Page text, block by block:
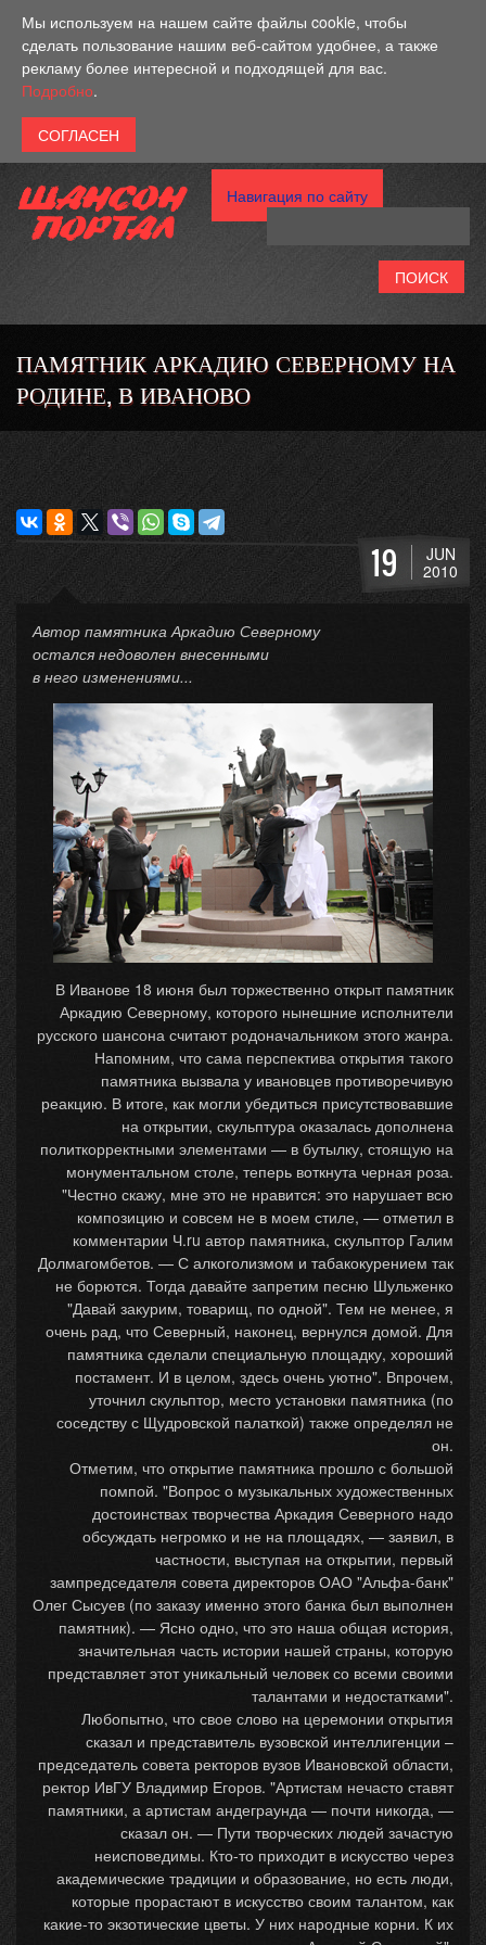
Мы используем на нашем сайте файлы cookie, чтобы
сделать пользование нашим веб-сайтом удобнее, а также
рекламу более интересной и подходящей для вас.
Подробно.
Навигация по сайту
ПАМЯТНИК АРКАДИЮ СЕВЕРНОМУ НА
РОДИНЕ, В ИВАНОВО
19
JUN
2010
Автор памятника Аркадию Северному
остался недоволен внесенными
в него изменениями...
В Иванове 18 июня был торжественно открыт памятник
Аркадию Северному, которого нынешние исполнители
русского шансона считают родоначальником этого жанра.
Напомним, что сама перспектива открытия такого
памятника вызвала у ивановцев противоречивую
реакцию. В итоге, как могли убедиться присутствовавшие
на открытии, скульптура оказалась дополнена
политкорректными элементами — в бутылку, стоящую на
монументальном столе, теперь воткнута черная роза.
"Честно скажу, мне это не нравится: это нарушает всю
композицию и совсем не в моем стиле, — отметил в
комментарии Ч.ru автор памятника, скульптор Галим
Долмагомбетов. — С алкоголизмом и табакокурением так
не борются. Тогда давайте запретим песню Шульженко
"Давай закурим, товарищ, по одной". Тем не менее, я
очень рад, что Северный, наконец, вернулся домой. Для
памятника сделали специальную площадку, хороший
постамент. И в целом, здесь очень уютно". Впрочем,
уточнил скульптор, место установки памятника (по
соседству с Щудровской палаткой) также определял не
он.
Отметим, что открытие памятника прошло с большой
помпой. "Вопрос о музыкальных художественных
достоинствах творчества Аркадия Северного надо
обсуждать негромко и не на площадях, — заявил, в
частности, выступая на открытии, первый
зампредседателя совета директоров ОАО "Альфа-банк"
Олег Сысуев (по заказу именно этого банка был выполнен
памятник). — Ясно одно, что это наша общая история,
значительная часть истории нашей страны, которую
представляет этот уникальный человек со всеми своими
талантами и недостатками".
Любопытно, что свое слово на церемонии открытия
сказал и представитель вузовской интеллигенции –
председатель совета ректоров вузов Ивановской области,
ректор ИвГУ Владимир Егоров. "Артистам нечасто ставят
памятники, а артистам андеграунда — почти никогда, —
сказал он. — Пути творческих людей зачастую
неисповедимы. Кто-то приходит в искусство через
академические традиции и образование, но есть люди,
которые прорастают в искусство своим талантом, как
какие-то экзотические цветы. У них народные корни. К их